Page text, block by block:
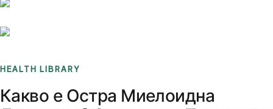
HEALTH LIBRARY
Какво е Остра Миелоидна